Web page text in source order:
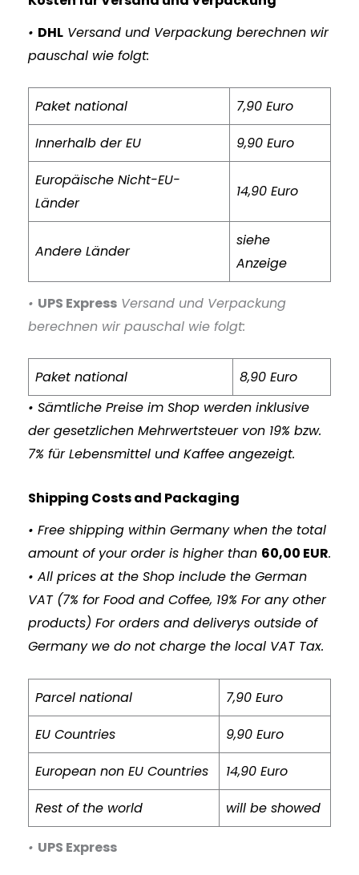
• DHL Versand und Verpackung berechnen wir
pauschal wie folgt:
Paket national
7,90 Euro
Innerhalb der EU
9,90 Euro
Europäische Nicht-EU-
Länder
14,90 Euro
Andere Länder
siehe
Anzeige
• UPS Express Versand und Verpackung
berechnen wir pauschal wie folgt:
Paket national
8,90 Euro
• Sämtliche Preise im Shop werden inklusive
der gesetzlichen Mehrwertsteuer von 19% bzw.
7% für Lebensmittel und Kaffee angezeigt.
Shipping Costs and Packaging
• Free shipping within Germany when the total
amount of your order is higher than 60,00 EUR.
• All prices at the Shop include the German
VAT (7% for Food and Coffee, 19% For any other
products) For orders and deliverys outside of
Germany we do not charge the local VAT Tax.
Parcel national
7,90 Euro
EU Countries
9,90 Euro
European non EU Countries
14,90 Euro
Rest of the world
will be showed
• UPS Express